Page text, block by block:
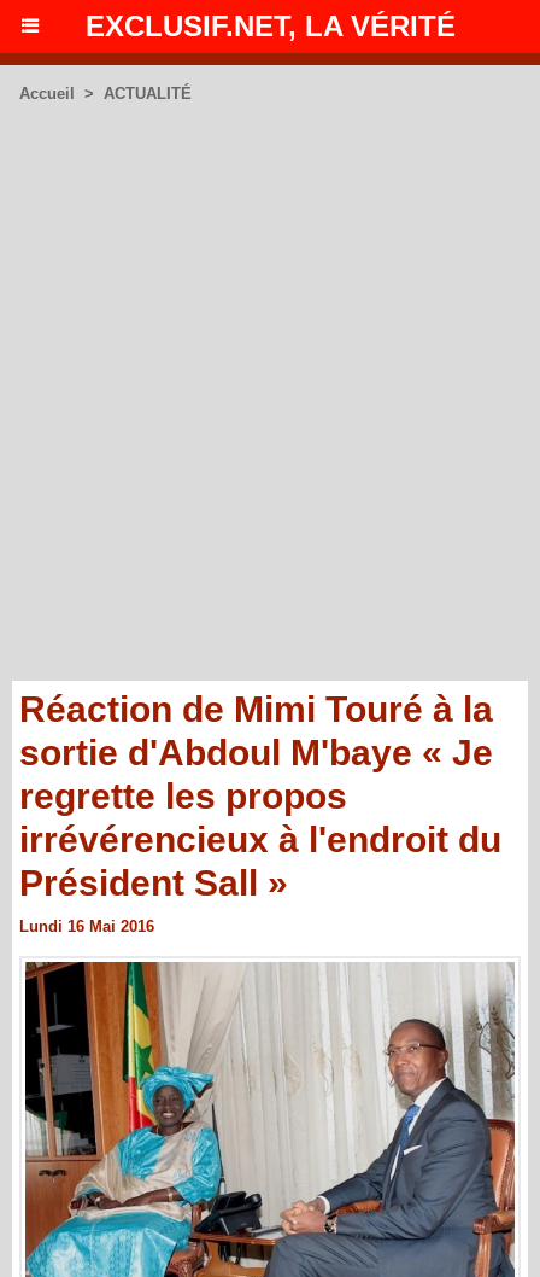
EXCLUSIF.NET, LA VÉRITÉ
Accueil > ACTUALITÉ
Réaction de Mimi Touré à la
sortie d'Abdoul M'baye « Je
regrette les propos
irrévérencieux à l'endroit du
Président Sall »
Lundi 16 Mai 2016